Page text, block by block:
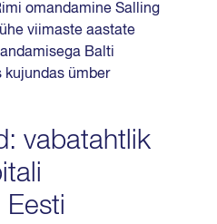
omandamine Salling
viimaste aastate
Balti
kujundas ümber
vabatahtlik
Eesti